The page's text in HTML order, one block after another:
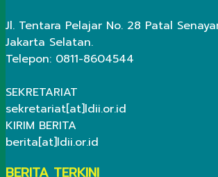
Jl. Tentara Pelajar No. 28 Patal
Jakarta Selatan.
Telepon: 0811-8604544
SEKRETARIAT
sekretariat[at]ldii.or.id
KIRIM BERITA
berita[at]ldii.or.id